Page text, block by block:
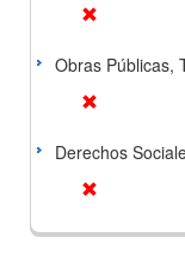
Obras Públicas,
Derechos